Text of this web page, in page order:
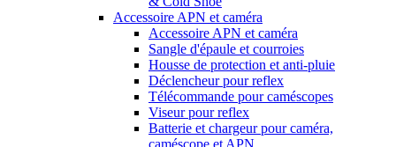
Accessoire APN et caméra
Accessoire APN et caméra
Sangle d'épaule et courroies
Housse de protection et anti-pluie
Déclencheur pour reflex
Télécommande pour caméscopes
Viseur pour reflex
Batterie et chargeur pour caméra,
caméscope et APN